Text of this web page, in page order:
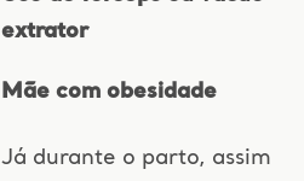
extrator
Mãe com obesidade
Já durante o parto, assim